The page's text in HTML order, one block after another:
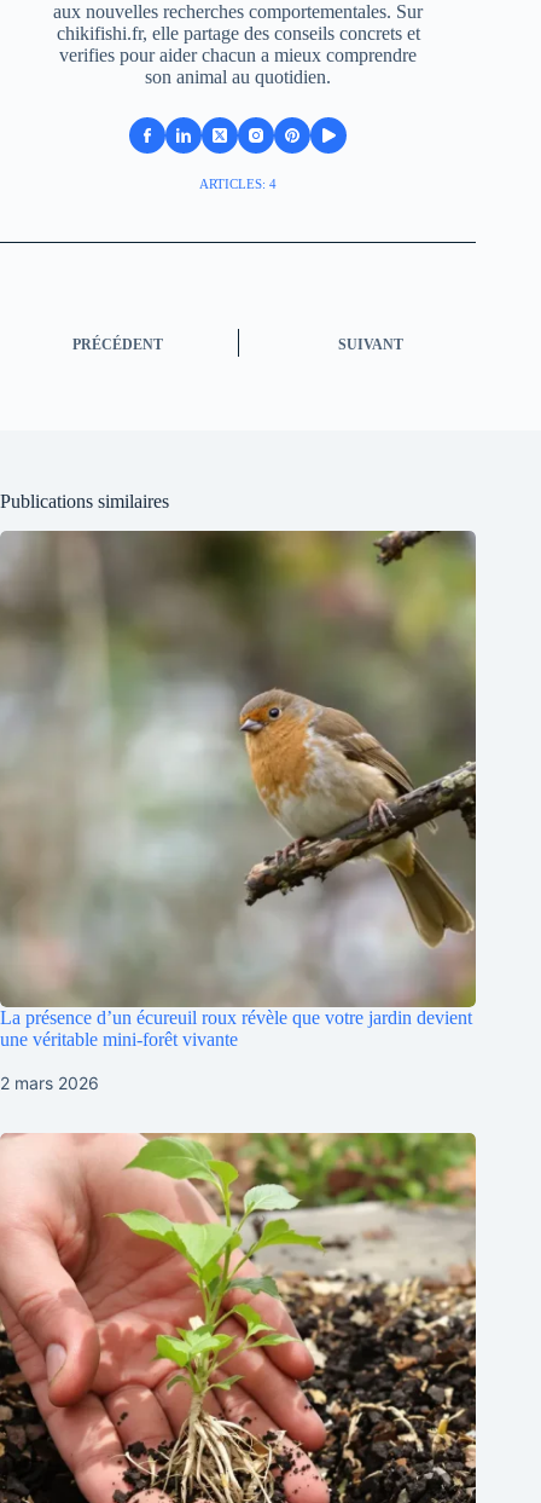
aux nouvelles recherches comportementales. Sur
chikifishi.fr, elle partage des conseils concrets et
verifies pour aider chacun a mieux comprendre
son animal au quotidien.
ARTICLES: 4
PRÉCÉDENT SUIVANT
Publications similaires
La présence d’un écureuil roux révèle que votre jardin devient
une véritable mini-forêt vivante
2 mars 2026